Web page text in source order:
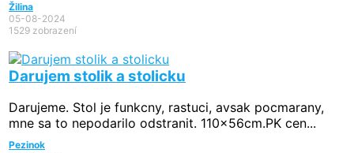
Žilina
05-08-2024
1529 zobrazení
Darujem stolik a stolicku
Darujeme. Stol je funkcny, rastuci, avsak pocmarany,
mne sa to nepodarilo odstranit. 110x56cm.PK cen...
Pezinok